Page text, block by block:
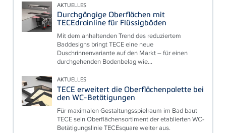
AKTUELLES
Durchgängige Oberflächen mit
TECEdrainline für Flüssigböden
Mit dem anhaltenden Trend des reduziertem
Baddesigns bringt TECE eine neue
Duschrinnenvariante auf den Markt – für einen
durchgehenden Bodenbelag wie...
AKTUELLES
TECE erweitert die Oberflächenpalette bei
den WC-Betätigungen
Für maximalen Gestaltungsspielraum im Bad baut
TECE sein Oberflächensortiment der etablierten WC-
Betätigungslinie TECEsquare weiter aus.